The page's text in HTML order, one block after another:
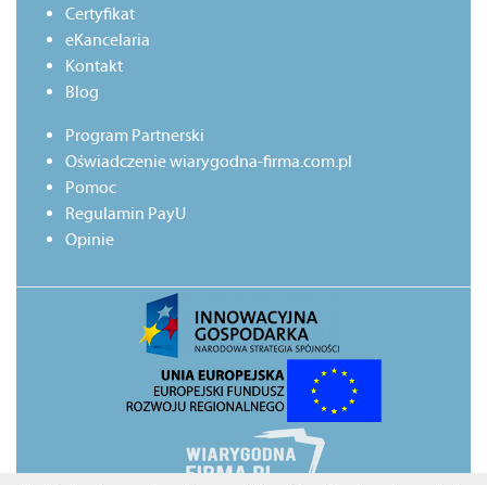
Certyfikat
eKancelaria
Kontakt
Blog
Program Partnerski
Oświadczenie wiarygodna-firma.com.pl
Pomoc
Regulamin PayU
Opinie